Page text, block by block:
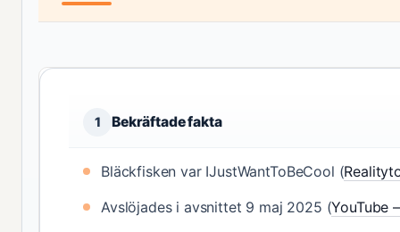
1 Bekräftade fakta
Bläckfisken var IJustWantToBeCool (
Avslöjades i avsnittet 9 maj 2025 (YouTube